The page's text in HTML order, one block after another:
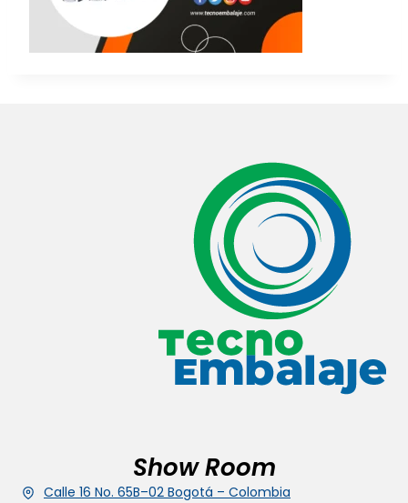
Show Room
Calle 16 No. 65B–02 Bogotá – Colombia